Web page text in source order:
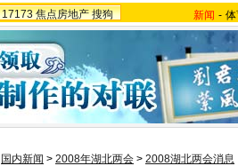
17173 焦点房地产 搜狗 新闻 -
国内新闻 > 2008年湖北两会 > 2008湖北两会消息